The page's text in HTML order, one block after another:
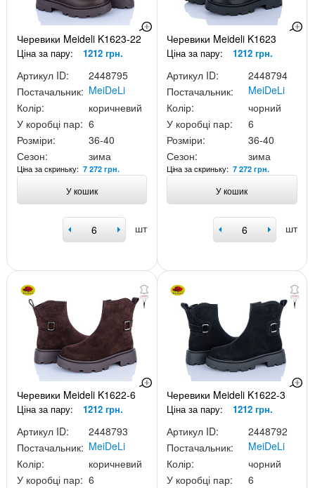
Черевики Meideli K1623-22
Ціна за пару: 1212 грн.
Артикул ID:
2448795
Постачальник: MeiDeLi
Колір:
коричневий
У коробці пар: 6
Розміри:
36-40
Сезон:
зима
Ціна за скриньку: 7 272 грн.
У кошик
шт
Черевики Meideli K1623
Ціна за пару: 1212 грн.
Артикул ID:
2448794
Постачальник:
MeiDeLi
Колір:
чорний
У коробці пар:
6
Розміри:
36-40
Сезон:
зима
Ціна за скриньку:7 272 грн.
У кошик
шт
Черевики Meideli K1622-6
Ціна за пару: 1212 грн.
Артикул ID:
2448793
Постачальник: MeiDeLi
Колір:
коричневий
У коробці пар: 6
Черевики Meideli K1622-3
Ціна за пару: 1212 грн.
Артикул ID:
2448792
Постачальник:
MeiDeLi
Колір:
чорний
У коробці пар:
6